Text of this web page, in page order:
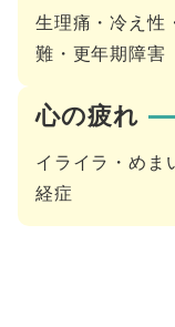
生理痛・冷え性
難・更年期障害
心の疲れ
イライラ・めま
経症